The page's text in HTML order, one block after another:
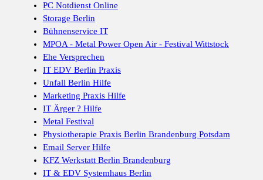
PC Notdienst Online
Storage Berlin
Bühnenservice IT
MPOA - Metal Power Open Air - Festival Wittstock
Ehe Versprechen
IT EDV Berlin Praxis
Unfall Berlin Hilfe
Marketing Praxis Hilfe
IT Ärger ? Hilfe
Metal Festival
Physiotherapie Praxis Berlin Brandenburg Potsdam
Email Server Hilfe
KFZ Werkstatt Berlin Brandenburg
IT & EDV Systemhaus Berlin